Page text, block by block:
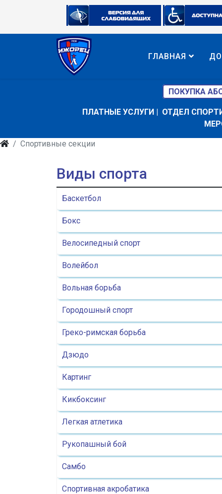
ГЛАВНАЯ
ПОКУПКА
ПЛАТНЫЕ УСЛУГИ | ОТДЕЛ
Спортивные секции
Виды спорта
Баскетбол
Бокс
Велосипедный спорт
Волейбол
Вольная борьба
Городошный спорт
Греко-римская борьба
Дзюдо
Картинг
Кикбоксинг
Легкая атлетика
Рукопашный бой
Самбо
Спортивная акробатика